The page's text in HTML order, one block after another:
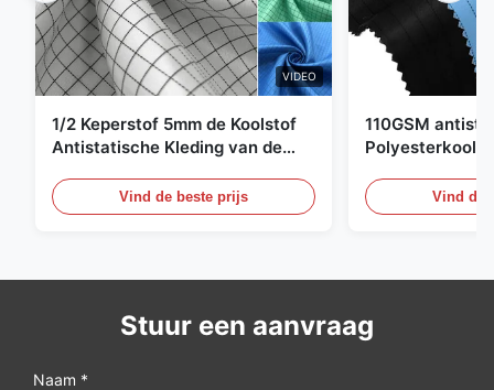
VIDEO
1/2 Keperstof 5mm de Koolstof
Antistatische Kleding van de
Vind de beste prijs
110GSM
Vind de
Stuur een aanvraag
Naam *